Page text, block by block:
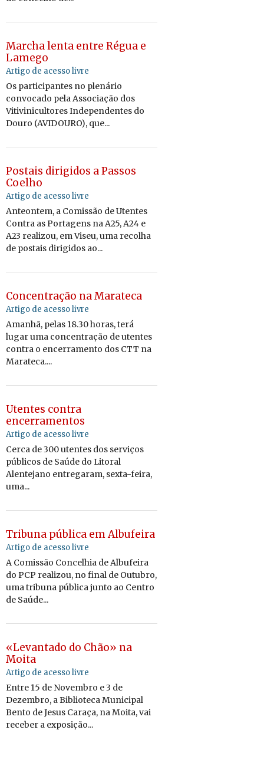
Marcha lenta entre Régua e
Lamego
Artigo de acesso livre
Os participantes no plenário
convocado pela Associação dos
Vitivinicultores Independentes do
Douro (AVIDOURO), que...
Postais dirigidos a Passos
Coelho
Artigo de acesso livre
Anteontem, a Comissão de Utentes
Contra as Portagens na A25, A24 e
A23 realizou, em Viseu, uma recolha
de postais dirigidos ao...
Concentração na Marateca
Artigo de acesso livre
Amanhã, pelas 18.30 horas, terá
lugar uma concentração de utentes
contra o encerramento dos CTT na
Marateca....
Utentes contra
encerramentos
Artigo de acesso livre
Cerca de 300 utentes dos serviços
públicos de Saúde do Litoral
Alentejano entregaram, sexta-feira,
uma...
Tribuna pública em Albufeira
Artigo de acesso livre
A Comissão Concelhia de Albufeira
do PCP realizou, no final de Outubro,
uma tribuna pública junto ao Centro
de Saúde...
«Levantado do Chão» na
Moita
Artigo de acesso livre
Entre 15 de Novembro e 3 de
Dezembro, a Biblioteca Municipal
Bento de Jesus Caraça, na Moita, vai
receber a exposição...